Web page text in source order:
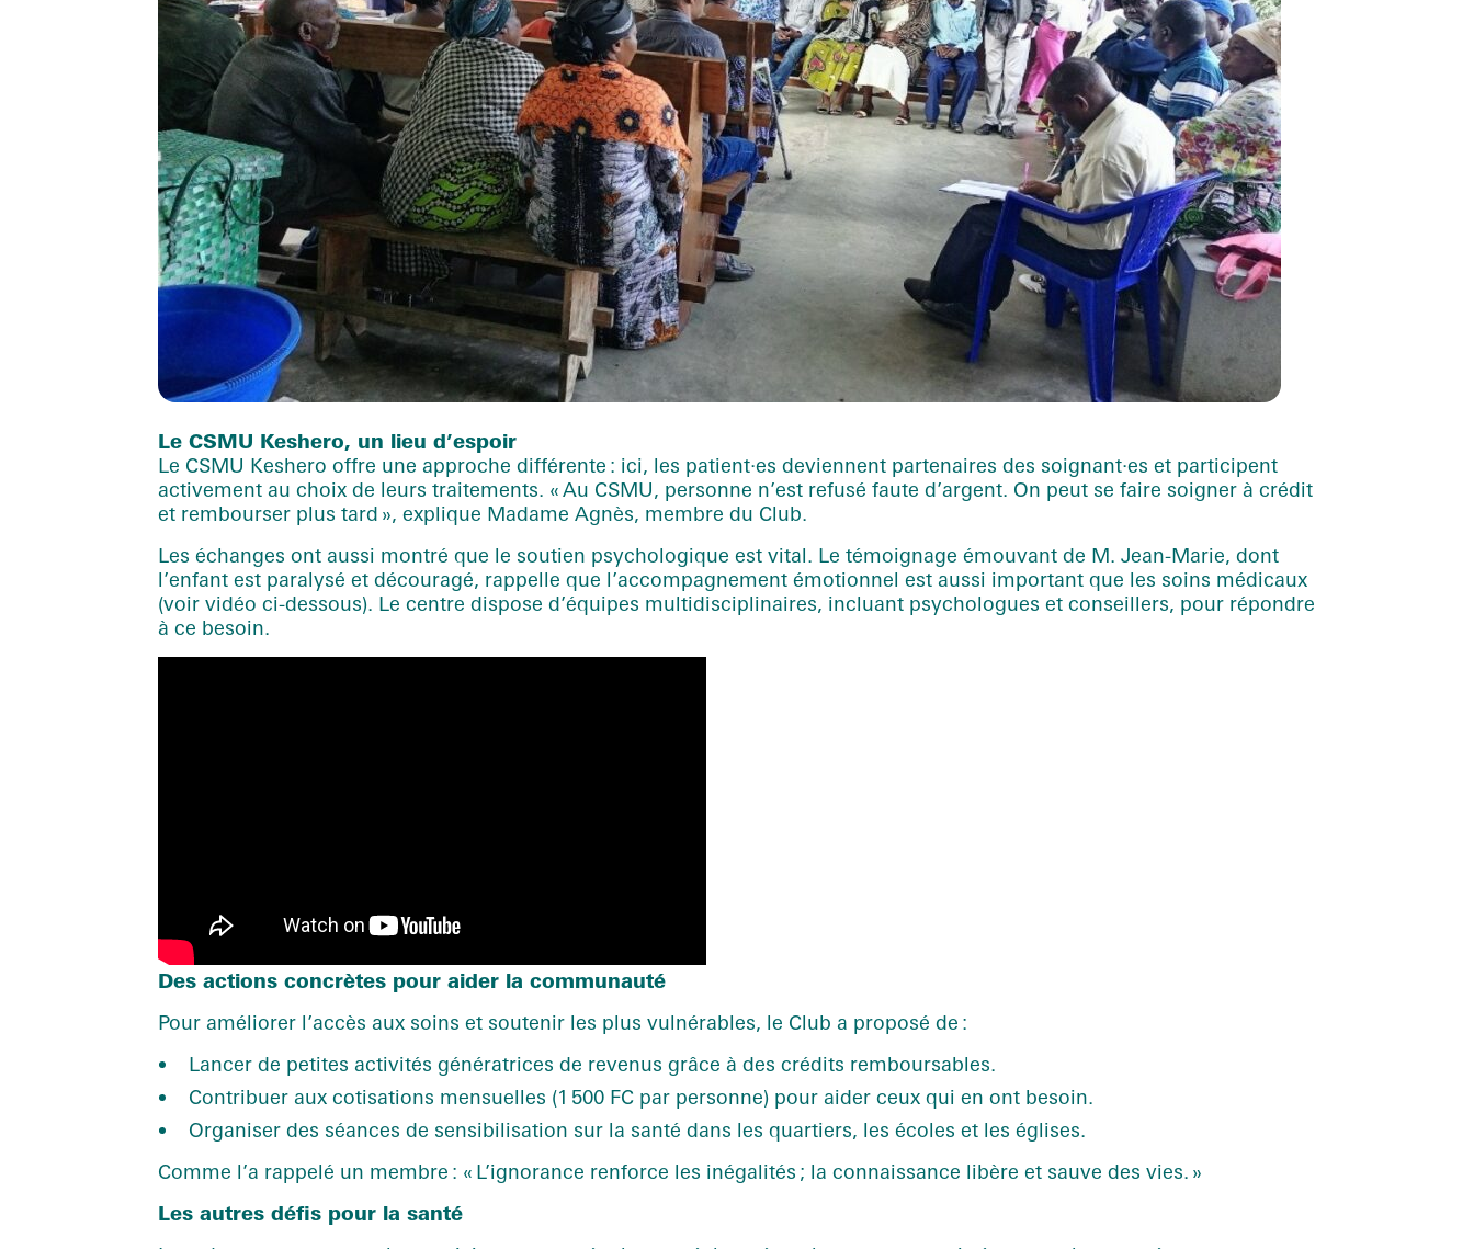
Le CSMU Keshero, un lieu d’espoir
Le CSMU Keshero offre une approche différente : ici, les patient·es deviennent partenaires des soignant·es et participent
activement au choix de leurs traitements. « Au CSMU, personne n’est refusé faute d’argent. On peut se faire soigner à crédit
et rembourser plus tard », explique Madame Agnès, membre du Club.
Les échanges ont aussi montré que le soutien psychologique est vital. Le témoignage émouvant de M. Jean-Marie, dont
l’enfant est paralysé et découragé, rappelle que l’accompagnement émotionnel est aussi important que les soins médicaux
(voir vidéo ci-dessous). Le centre dispose d’équipes multidisciplinaires, incluant psychologues et conseillers, pour répondre
à ce besoin.
Des actions concrètes pour aider la communauté
Pour améliorer l’accès aux soins et soutenir les plus vulnérables, le Club a proposé de :
Lancer de petites activités génératrices de revenus grâce à des crédits remboursables.
Contribuer aux cotisations mensuelles (1 500 FC par personne) pour aider ceux qui en ont besoin.
Organiser des séances de sensibilisation sur la santé dans les quartiers, les écoles et les églises.
Comme l’a rappelé un membre : « L’ignorance renforce les inégalités ; la connaissance libère et sauve des vies. »
Les autres défis pour la santé